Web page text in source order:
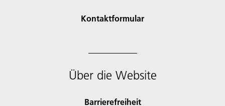
Kontaktformular
Über die Website
Barrierefreiheit